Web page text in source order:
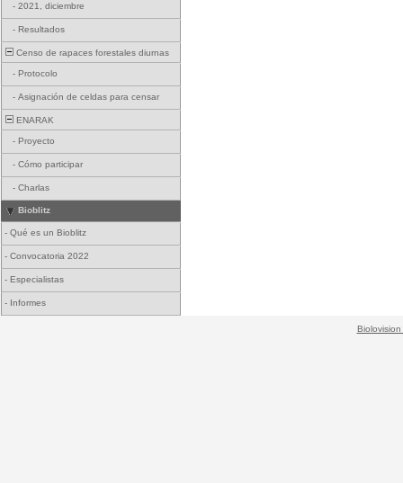
- 2021, diciembre
- Resultados
Censo de rapaces forestales diurnas
- Protocolo
- Asignación de celdas para censar
ENARAK
- Proyecto
- Cómo participar
- Charlas
Bioblitz
- Qué es un Bioblitz
- Convocatoria 2022
- Especialistas
- Informes
Biolovision